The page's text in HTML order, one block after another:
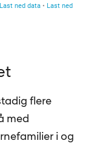
flere
med
i og